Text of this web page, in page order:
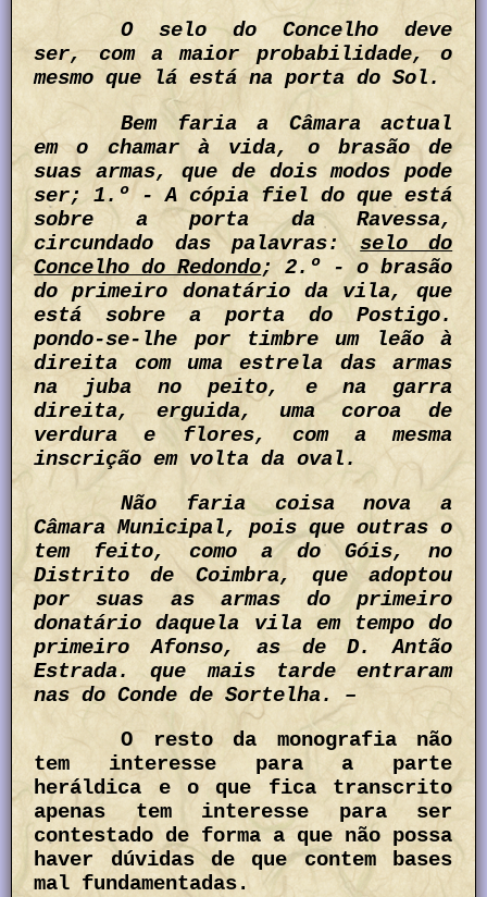
O selo do Concelho deve
ser, com a maior probabilidade, o
mesmo que lá está na porta do Sol.
Bem faria a Câmara actual
em o chamar à vida, o brasão de
suas armas, que de dois modos pode
ser; 1.º - A cópia fiel do que está
sobre a porta da Ravessa,
circundado das palavras:selo do
Concelho do Redondo; 2.º - o brasão
do primeiro donatário da vila, que
está sobre a porta do Postigo.
pondo-se-lhe por timbre um leão à
direita com uma estrela das armas
na juba no peito, e na garra
direita, erguida, uma coroa de
verdura e flores, com a mesma
inscrição em volta da oval.
Não faria coisa nova a
Câmara Municipal, pois que outras o
tem feito, como a do Góis, no
Distrito de Coimbra, que adoptou
por suas as armas do primeiro
donatário daquela vila em tempo do
primeiro Afonso, as de D. Antão
Estrada. que mais tarde entraram
nas do Conde de Sortelha. –
O resto da monografia não
tem interesse para a parte
heráldica e o que fica transcrito
apenas tem interesse para ser
contestado de forma a que não possa
haver dúvidas de que contem bases
mal fundamentadas.